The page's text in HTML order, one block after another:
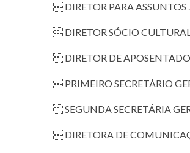
 DIRETOR PARA ASSUNTOS
 DIRETOR SÓCIO
 DIRETOR DE
 PRIMEIRO SECRETÁRIO
 SEGUNDA SECRETÁRIA
 DIRETORA DE